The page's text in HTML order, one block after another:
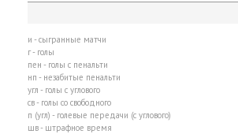
и - сыгранные матчи
г - голы
пен - голы с пенальти
нп - незабитые пенальти
угл - голы с углового
св - голы со свободного
п (угл) - голевые передачи (с углового)
шв - штрафное время